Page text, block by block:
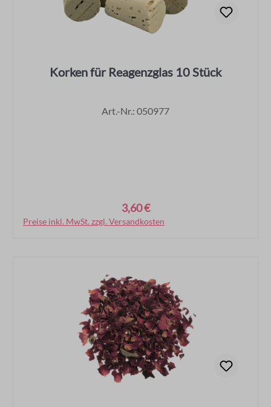
Korken für Reagenzglas 10 Stück
Art.-Nr.: 050977
3,60 €
Preise inkl. MwSt. zzgl. Versandkosten
In den Warenkorb